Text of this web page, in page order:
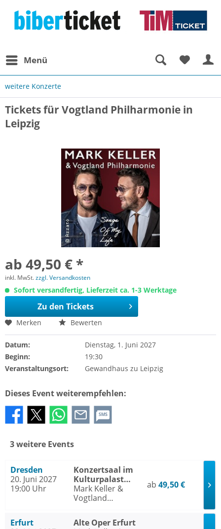
Menü
weitere Konzerte
Tickets für Vogtland Philharmonie in
Leipzig
ab 49,50 € *
inkl. MwSt.zzgl. Versandkosten
Sofort versandfertig, Lieferzeit ca. 1-3 Werktage
Zu den Tickets
Merken Bewerten
Datum:
Dienstag, 1. Juni 2027
Beginn:
19:30
Veranstaltungsort:
Gewandhaus zu Leipzig
Dieses Event weiterempfehlen:
SMS
3 weitere Events
Dresden
20. Juni 2027
19:00 Uhr
Konzertsaal im
Kulturpalast
Dresden
Mark Keller &
Vogtland
ab 49,50 €
Erfurt
Alte Oper Erfurt